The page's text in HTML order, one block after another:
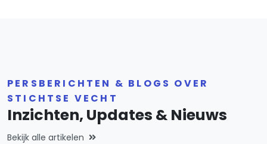
PERSBERICHTEN & BLOGS OVER
STICHTSE VECHT
Inzichten, Updates & Nieuws
Bekijk alle artikelen